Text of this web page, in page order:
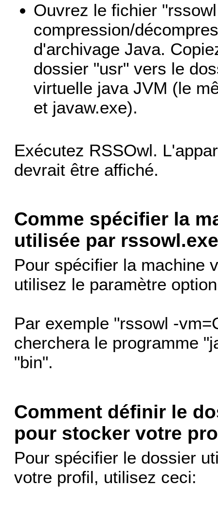
Ouvrez le fichier
compression/
d'archivage Java.
dossier "usr" vers le
virtuelle java JVM (le
et javaw.exe).
Exécutez RSSOwl.
devrait être affiché.
Comme spécifier la
utilisée par rssowl.exe
Pour spécifier la machine
utilisez le paramètre
Par exemple "rssowl -
cherchera le programme
"bin".
Comment définir le
pour stocker votre
Pour spécifier le dossier
votre profil, utilisez ceci: